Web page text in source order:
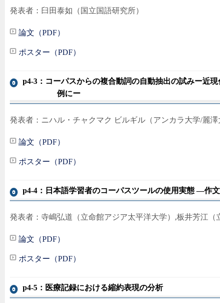
発表者：臼田泰如（国立国語研究所）
論文（PDF）
ポスター（PDF）
p4-3：コーパスからの複合動詞の自動抽出の試みー近
例にー
発表者：ニハル・チャクマク ビルギル（アンカラ大学/麗
論文（PDF）
ポスター（PDF）
p4-4：日本語学習者のコーパスツールの使用実態 ―作
発表者：寺嶋弘道（立命館アジア太平洋大学）,板井芳江（
論文（PDF）
ポスター（PDF）
p4-5：医療記録における縮約表現の分析